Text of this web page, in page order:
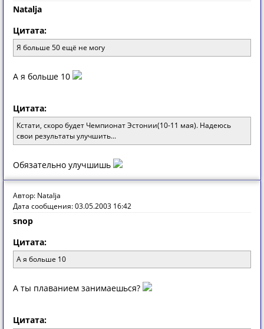
Natalja
Цитата:
Я больше 50 ещё не могу
А я больше 10
Цитата:
Кстати, скоро будет Чемпионат Эстонии(10-11 мая). Надеюсь
свои результаты улучшить...
Обязательно улучшишь
Автор: Natalja
Дата сообщения: 03.05.2003 16:42
snop
Цитата:
А я больше 10
А ты плаванием занимаешься?
Цитата: